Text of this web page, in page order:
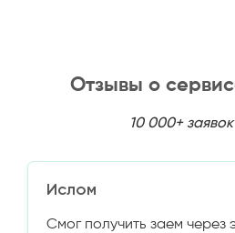
Отзывы о
10 000+
Ислом
Смог получить заем через